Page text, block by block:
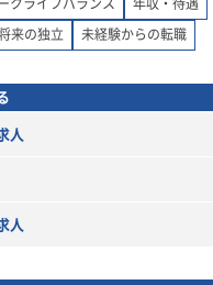
クライフバランス
年収・待遇
来の独立 未経験からの転職
人
人